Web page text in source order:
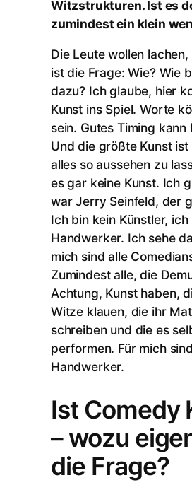
Witzstrukturen. Ist es
zumindest ein klein
Die Leute wollen
ist die Frage: Wie? Wie
dazu? Ich glaube, hier
Kunst ins Spiel. Worte
sein. Gutes Timing kann
Und die größte Kunst ist
alles so aussehen zu
es gar keine Kunst. Ich
war Jerry Seinfeld, der
Ich bin kein Künstler, ich
Handwerker. Ich sehe
mich sind alle
Zumindest alle, die
Achtung, Kunst haben,
Witze klauen, die ihr
schreiben und die es
performen. Für mich
Handwerker.
Ist Comedy
– wozu
die Frage?